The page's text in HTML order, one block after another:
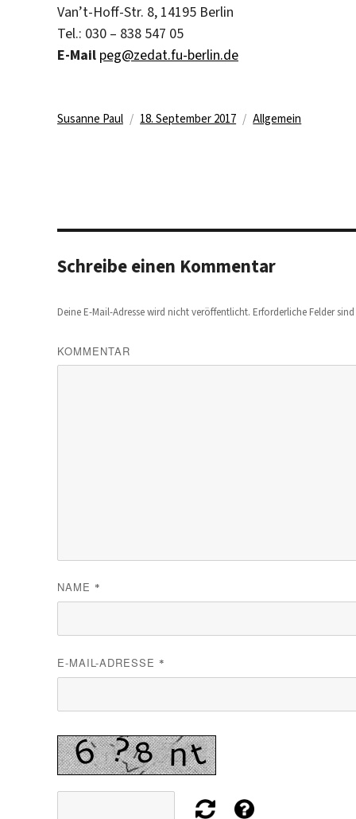
Van’t-Hoff-Str. 8, 14195 Berlin
Tel.: 030 – 838 547 05
E-Mail peg@zedat.fu-berlin.de
Autor
Susanne Paul
Veröffentlicht
18. September 2017 Kategorien
Allgemein
Schreibe einen Kommentar
Deine E-Mail-Adresse wird nicht veröffentlicht. Erforderliche Felder
KOMMENTAR
NAME *
E-MAIL-ADRESSE *